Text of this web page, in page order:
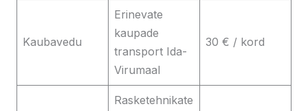
Kaubavedu
Erinevate
kaupade
transport Ida-
Virumaal
30 € / kord
Rasketehnikate